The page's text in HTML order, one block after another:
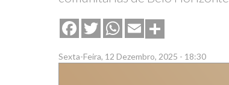
FacebookTwitterWhatsApp
Email
Sexta-Feira, 12 Dezembro, 2025 - 18:30